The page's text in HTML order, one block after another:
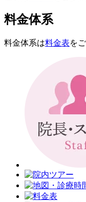
料金体系
料金体系は料金表を